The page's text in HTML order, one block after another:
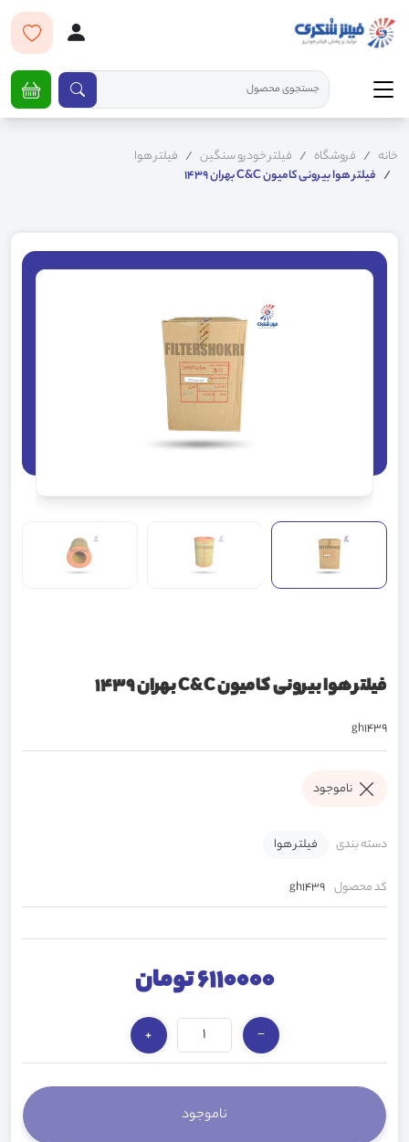
خانه فروشگاه فیلتر خودرو سنگین
فیلتر هوا
فیلتر هوا بیرونی کامیون C&C بهران 1439
فیلتر هوا بیرونی کامیون C&C بهران 1439
gh1439
ناموجود
دسته بندی فیلتر هوا
کد محصول gh1439
6110000 تومان
−
+